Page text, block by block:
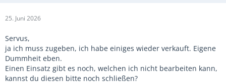
25. Juni 2026
Servus,
ja ich muss zugeben, ich habe einiges wieder verkauft. Eigene
Dummheit eben.
Einen Einsatz gibt es noch, welchen ich nicht bearbeiten kann,
kannst du diesen bitte noch schließen?